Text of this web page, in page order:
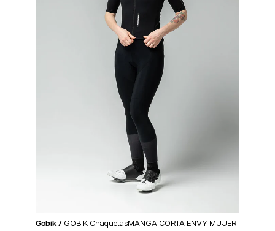
Gobik / GOBIK ChaquetasMANGA CORTA ENVY MUJER